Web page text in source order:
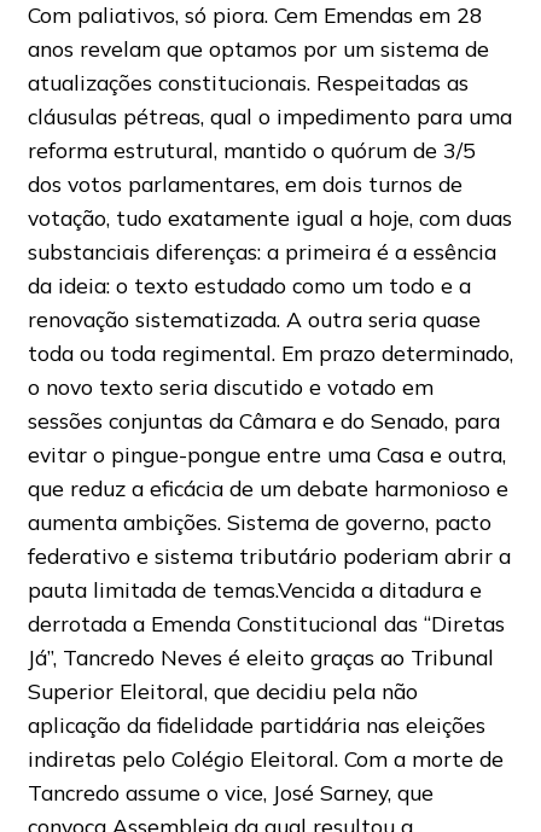
Com paliativos, só piora. Cem Emendas em 28
anos revelam que optamos por um sistema de
atualizações constitucionais. Respeitadas as
cláusulas pétreas, qual o impedimento para uma
reforma estrutural, mantido o quórum de 3/5
dos votos parlamentares, em dois turnos de
votação, tudo exatamente igual a hoje, com duas
substanciais diferenças: a primeira é a essência
da ideia: o texto estudado como um todo e a
renovação sistematizada. A outra seria quase
toda ou toda regimental. Em prazo determinado,
o novo texto seria discutido e votado em
sessões conjuntas da Câmara e do Senado, para
evitar o pingue-pongue entre uma Casa e outra,
que reduz a eficácia de um debate harmonioso e
aumenta ambições. Sistema de governo, pacto
federativo e sistema tributário poderiam abrir a
pauta limitada de temas.Vencida a ditadura e
derrotada a Emenda Constitucional das “Diretas
Já”, Tancredo Neves é eleito graças ao Tribunal
Superior Eleitoral, que decidiu pela não
aplicação da fidelidade partidária nas eleições
indiretas pelo Colégio Eleitoral. Com a morte de
Tancredo assume o vice, José Sarney, que
convoca Assembleia da qual resultou a